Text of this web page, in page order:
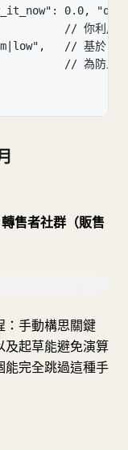
0.0,
// 你利用的
// 基於
// 為防止虛
售者社群（販售
：手動構思關鍵
及起草能避免演算
能完全跳過這種手